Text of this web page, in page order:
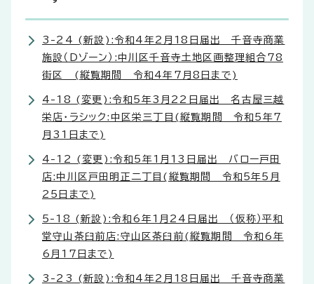
3-24 (新設):令和4年2月18日届出 千音寺商業
施設（Dゾーン）:中川区千音寺土地区画整理組合78
街区 (縦覧期間 令和4年7月8日まで)
4-18 (変更):令和5年3月22日届出 名古屋三越
栄店・ラシック:中区栄三丁目(縦覧期間 令和5年7
月31日まで)
4-12 (変更):令和5年1月13日届出 バロー戸田
店:中川区戸田明正二丁目(縦覧期間 令和5年5月
25日まで)
5-18 (新設):令和6年1月24日届出 （仮称）平和
堂守山茶臼前店:守山区茶臼前(縦覧期間 令和6年
6月17日まで)
3-23 (新設):令和4年2月18日届出 千音寺商業